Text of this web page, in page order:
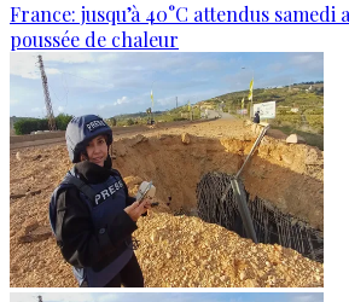
France: jusqu’à 40°C attendus
poussée de chaleur